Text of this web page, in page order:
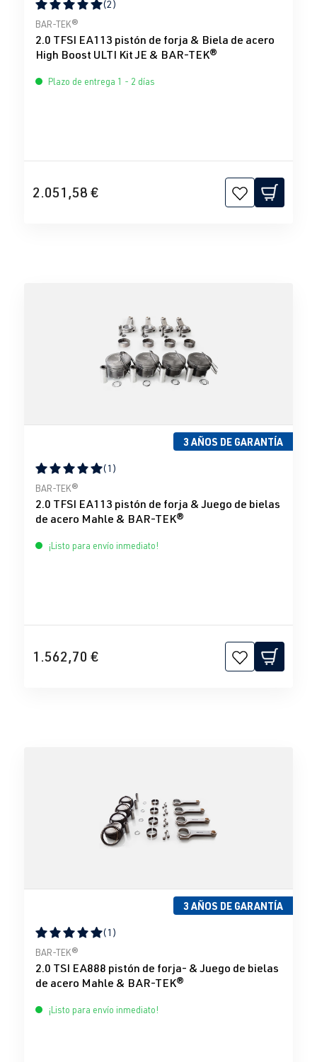
Calificación promedio de 5 de 5 estrellas
(2)
BAR-TEK®
2.0 TFSI EA113 pistón de forja & Biela de acero
High Boost ULTI Kit JE & BAR-TEK®
Plazo de entrega 1 - 2 días
2.051,58 €
3 AÑOS DE GARANTÍA
Calificación promedio de 5 de 5 estrellas
(1)
BAR-TEK®
2.0 TFSI EA113 pistón de forja & Juego de bielas
de acero Mahle & BAR-TEK®
¡Listo para envío inmediato!
1.562,70 €
3 AÑOS DE GARANTÍA
Calificación promedio de 5 de 5 estrellas
(1)
BAR-TEK®
2.0 TSI EA888 pistón de forja- & Juego de bielas
de acero Mahle & BAR-TEK®
¡Listo para envío inmediato!